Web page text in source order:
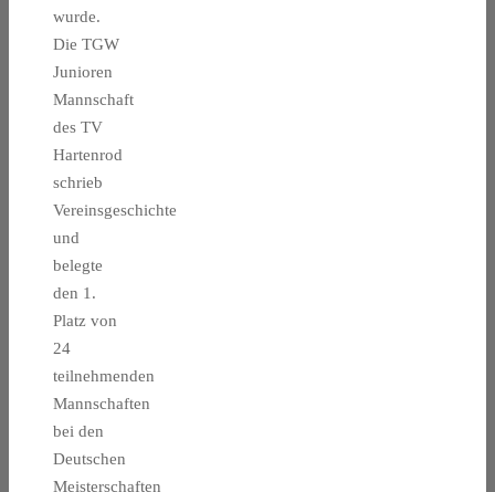
wurde.
Die TGW
Junioren
Mannschaft
des TV
Hartenrod
schrieb
Vereinsgeschichte
und
belegte
den 1.
Platz von
24
teilnehmenden
Mannschaften
bei den
Deutschen
Meisterschaften